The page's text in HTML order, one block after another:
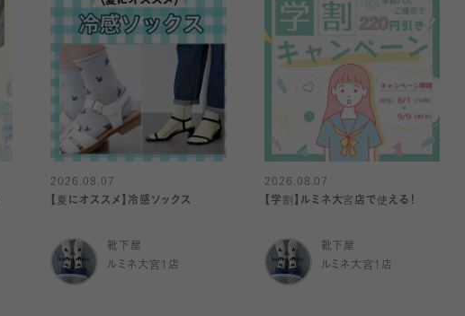
2026.08.07
【夏にオススメ】冷感ソックス
靴下屋
ルミネ大宮1店
2026.08.07
【学割】ルミネ大宮店で使える！
靴下屋
ルミネ大宮1店